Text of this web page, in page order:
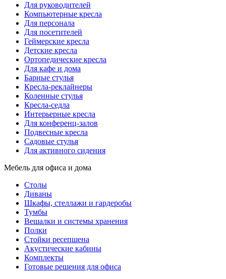
Для руководителей
Компьютерные кресла
Для персонала
Для посетителей
Геймерские кресла
Детские кресла
Ортопедические кресла
Для кафе и дома
Барные стулья
Кресла-реклайнеры
Коленные стулья
Кресла-седла
Интерьерные кресла
Для конференц-залов
Подвесные кресла
Садовые стулья
Для активного сидения
Мебель для офиса и дома
Столы
Диваны
Шкафы, стеллажи и гардеробы
Тумбы
Вешалки и системы хранения
Полки
Стойки ресепшена
Акустические кабины
Комплекты
Готовые решения для офиса